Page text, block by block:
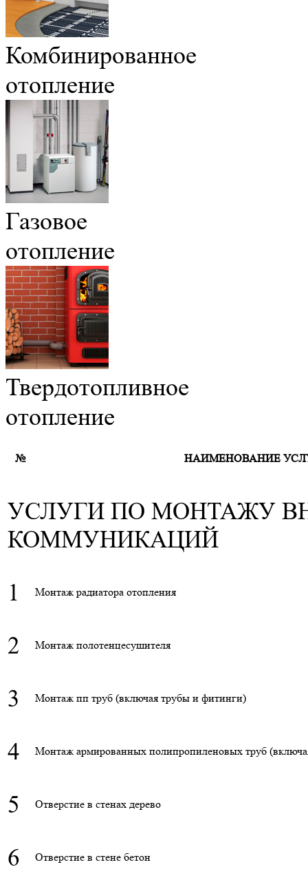
Комбинированное
отопление
Газовое
отопление
Твердотопливное
отопление
№ НАИМЕНОВАНИЕ
УСЛУГИ ПО МОНТАЖУ
КОММУНИКАЦИЙ
1
Монтаж радиатора отопления
2 Монтаж полотенцесушителя
3 Монтаж пп труб (включая трубы и фитинги)
4 Монтаж армированных полипропиленовых труб
5 Отверстие в стенах дерево
6 Отверстие в стене бетон